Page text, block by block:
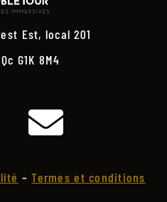
Est, local 201
G1K 8M4
–Termes et conditions